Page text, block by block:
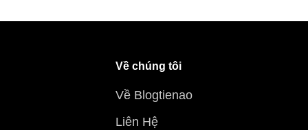
Về chúng tôi
Về Blogtienao
Liên Hệ